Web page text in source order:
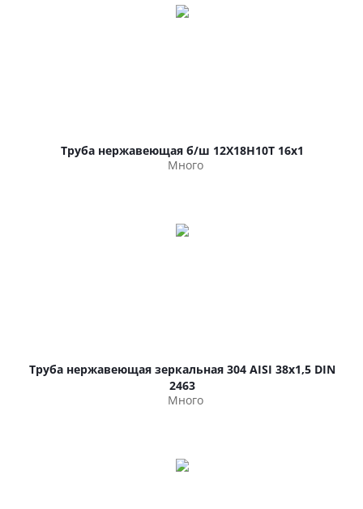
Труба нержавеющая б/ш 12Х18Н10Т 16х1
Много
Труба нержавеющая зеркальная 304 AISI 38х1,5 DIN
2463
Много